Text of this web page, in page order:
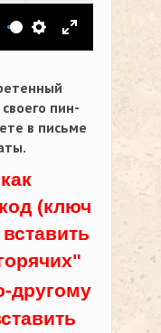
звук
Настройки
На весь
пин-
в письме
(ключ
другому